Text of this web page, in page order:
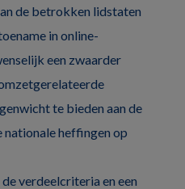
de betrokken lidstaten
in online-
een zwaarder
te bieden aan de
heffingen op
verdeelcriteria en een